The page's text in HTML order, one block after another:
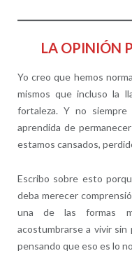
LA OPINIÓN
Yo creo que hemos
mismos que incluso la
fortaleza. Y no
aprendida de
estamos cansados,
Escribo sobre esto
deba merecer
una de las formas
acostumbrarse a vivir sin
pensando que eso es lo